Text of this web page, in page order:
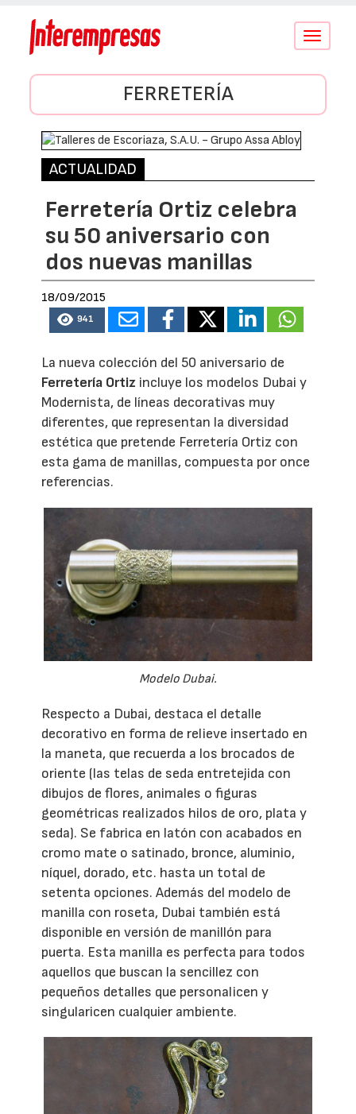
Conmutar
FERRETERÍA
ACTUALIDAD
Ferretería Ortiz celebra
su 50 aniversario con
dos nuevas manillas
18/09/2015
941
La nueva colección del 50 aniversario de
Ferretería Ortiz incluye los modelos Dubai y
Modernista, de líneas decorativas muy
diferentes, que representan la diversidad
estética que pretende Ferretería Ortiz con
esta gama de manillas, compuesta por once
referencias.
Modelo Dubai.
Respecto a Dubai, destaca el detalle
decorativo en forma de relieve insertado en
la maneta, que recuerda a los brocados de
oriente (las telas de seda entretejida con
dibujos de flores, animales o figuras
geométricas realizados hilos de oro, plata y
seda). Se fabrica en latón con acabados en
cromo mate o satinado, bronce, aluminio,
níquel, dorado, etc. hasta un total de
setenta opciones. Además del modelo de
manilla con roseta, Dubai también está
disponible en versión de manillón para
puerta. Esta manilla es perfecta para todos
aquellos que buscan la sencillez con
pequeños detalles que personalicen y
singularicen cualquier ambiente.